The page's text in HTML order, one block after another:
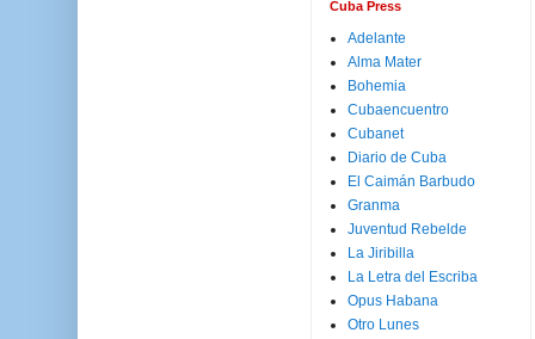
Cuba Press
Adelante
Alma Mater
Bohemia
Cubaencuentro
Cubanet
Diario de Cuba
El Caimán Barbudo
Granma
Juventud Rebelde
La Jiribilla
La Letra del Escriba
Opus Habana
Otro Lunes